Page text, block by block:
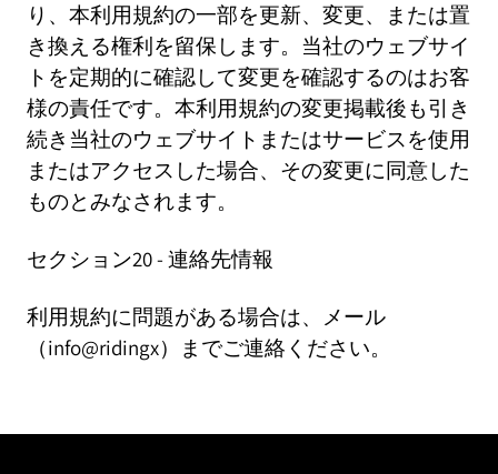
り、本利用規約の一部を更新、変更、または置
き換える権利を留保します。当社のウェブサイ
トを定期的に確認して変更を確認するのはお客
様の責任です。本利用規約の変更掲載後も引き
続き当社のウェブサイトまたはサービスを使用
またはアクセスした場合、その変更に同意した
ものとみなされます。
セクション20 - 連絡先情報
利用規約に問題がある場合は、メール
（info@ridingx）までご連絡ください。